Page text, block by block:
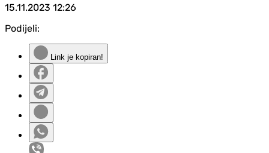
15.11.2023 12:26
Podijeli:
Link je kopiran!